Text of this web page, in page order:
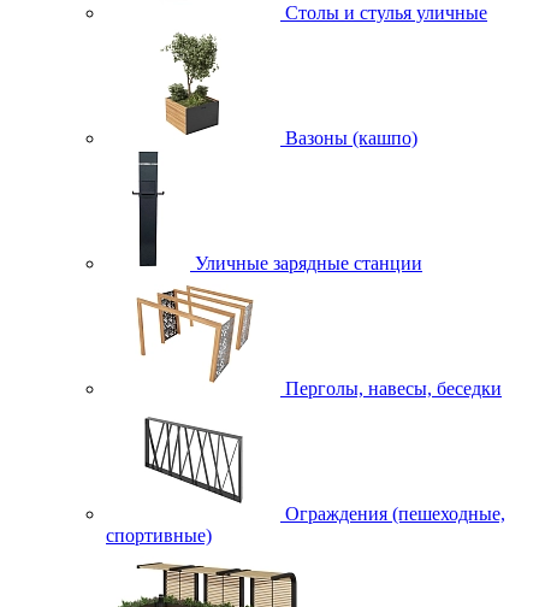
Столы и стулья уличные
Вазоны (кашпо)
Уличные зарядные станции
Перголы, навесы, беседки
Ограждения (пешеходные,
спортивные)